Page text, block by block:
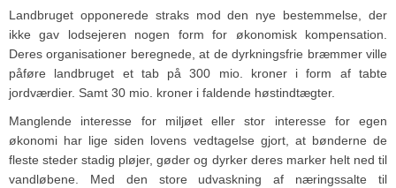
Landbruget opponerede straks mod den nye bestemmelse, der
ikke gav lodsejeren nogen form for økonomisk kompensation.
Deres organisationer beregnede, at de dyrkningsfrie bræmmer ville
påføre landbruget et tab på 300 mio. kroner i form af tabte
jordværdier. Samt 30 mio. kroner i faldende høstindtægter.
Manglende interesse for miljøet eller stor interesse for egen
økonomi har lige siden lovens vedtagelse gjort, at bønderne de
fleste steder stadig pløjer, gøder og dyrker deres marker helt ned til
vandløbene. Med den store udvaskning af næringssalte til